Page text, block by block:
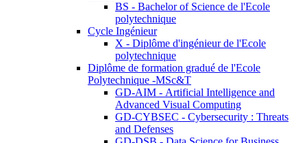
BS - Bachelor of Science de l'Ecole
polytechnique
Cycle Ingénieur
X - Diplôme d'ingénieur de l'Ecole
polytechnique
Diplôme de formation gradué de l'Ecole
Polytechnique -MSc&T
GD-AIM - Artificial Intelligence and
Advanced Visual Computing
GD-CYBSEC - Cybersecurity : Threats
and Defenses